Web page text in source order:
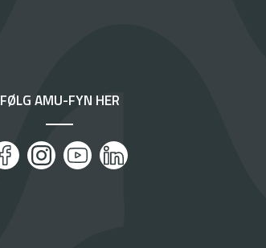
FØLG AMU-FYN HER